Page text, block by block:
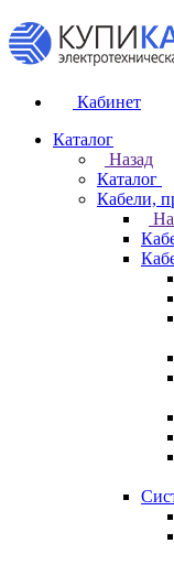
Кабинет
Каталог
Назад
Каталог
Кабели,